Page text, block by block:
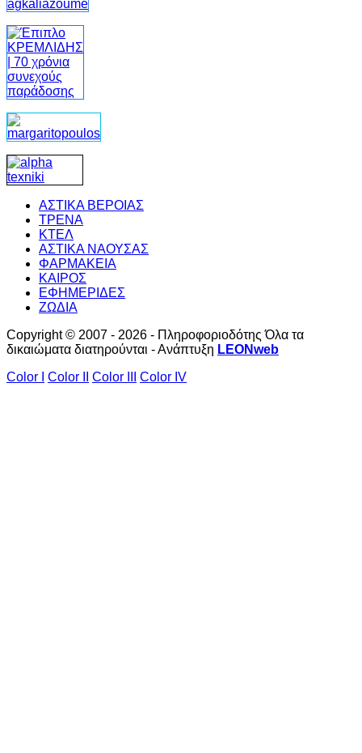
ΑΣΤΙΚΑ ΒΕΡΟΙΑΣ
ΤΡΕΝΑ
ΚΤΕΛ
ΑΣΤΙΚΑ ΝΑΟΥΣΑΣ
ΦΑΡΜΑΚΕΙΑ
ΚΑΙΡΟΣ
ΕΦΗΜΕΡΙΔΕΣ
ΖΩΔΙΑ
Copyright © 2007 - 2026 - Πληροφοριοδότης Όλα τα
δικαιώματα διατηρούνται - Ανάπτυξη LEONweb
Color I
Color II Color III Color IV